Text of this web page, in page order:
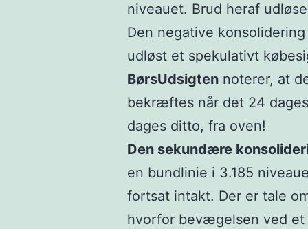
niveauet. Brud heraf
Den negative
udløst et spekulativt
BørsUdsigten noterer, at
bekræftes når det 24
dages ditto, fra oven!
Den sekundære
en bundlinie i 3.185
fortsat intakt. Der er tale
hvorfor bevægelsen ved